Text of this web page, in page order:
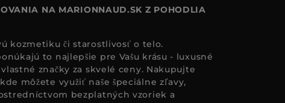
NA MARIONNAUD.SK Z POHODLIA
kozmetiku či starostlivosť o telo.
to najlepšie pre Vašu krásu - luxusné
značky za skvelé ceny. Nakupujte
kde môžete využiť naše špeciálne zľavy,
bezplatných vzoriek a